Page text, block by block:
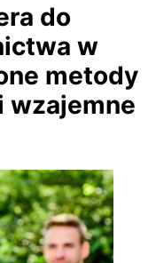
do
w
metody
wzajemne